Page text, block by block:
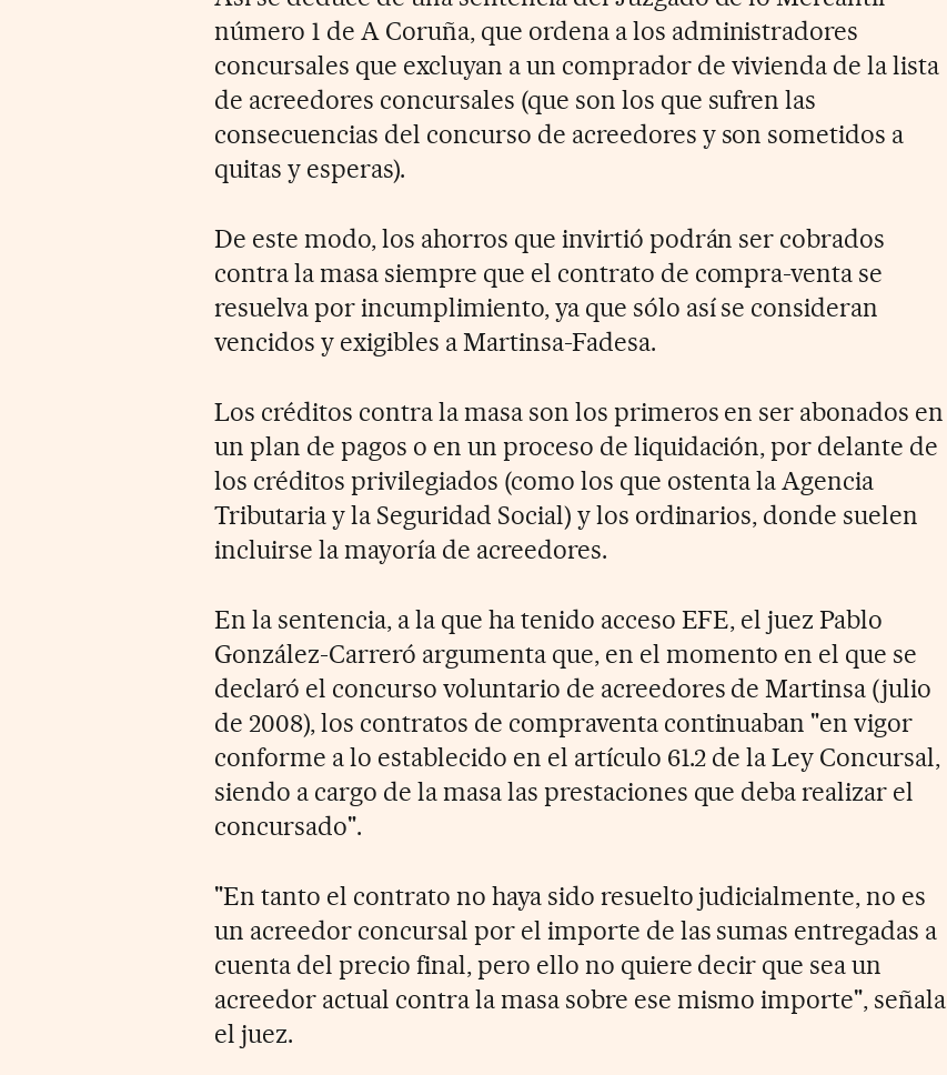
número 1 de A Coruña, que ordena a los administradores
concursales que excluyan a un comprador de vivienda de la lista
de acreedores concursales (que son los que sufren las
consecuencias del concurso de acreedores y son sometidos a
quitas y esperas).
De este modo, los ahorros que invirtió podrán ser cobrados
contra la masa siempre que el contrato de compra-venta se
resuelva por incumplimiento, ya que sólo así se consideran
vencidos y exigibles a Martinsa-Fadesa.
Los créditos contra la masa son los primeros en ser abonados en
un plan de pagos o en un proceso de liquidación, por delante de
los créditos privilegiados (como los que ostenta la Agencia
Tributaria y la Seguridad Social) y los ordinarios, donde suelen
incluirse la mayoría de acreedores.
En la sentencia, a la que ha tenido acceso EFE, el juez Pablo
González-Carreró argumenta que, en el momento en el que se
declaró el concurso voluntario de acreedores de Martinsa (julio
de 2008), los contratos de compraventa continuaban "en vigor
conforme a lo establecido en el artículo 61.2 de la Ley Concursal,
siendo a cargo de la masa las prestaciones que deba realizar el
concursado".
"En tanto el contrato no haya sido resuelto judicialmente, no es
un acreedor concursal por el importe de las sumas entregadas a
cuenta del precio final, pero ello no quiere decir que sea un
acreedor actual contra la masa sobre ese mismo importe", señala
el juez.